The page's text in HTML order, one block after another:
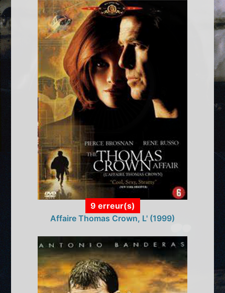
9 erreur(s)
Affaire Thomas Crown, L' (1999)